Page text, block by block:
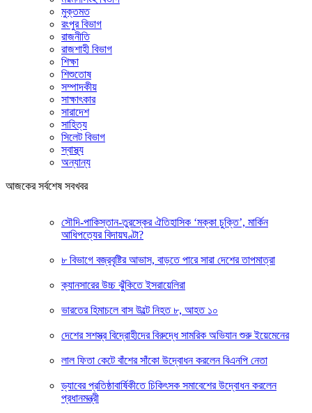
মুক্তমত
রংপুর বিভাগ
রাজনীতি
রাজশাহী বিভাগ
শিক্ষা
শিশুতোষ
সম্পাদকীয়
সাক্ষাৎকার
সারাদেশ
সাহিত্য
সিলেট বিভাগ
স্বাস্থ্য
অন্যান্য
আজকের সর্বশেষ সবখবর
সৌদি-পাকিস্তান-তুরস্কের ঐতিহাসিক ‘মক্কা চুক্তি’, মার্কিন
আধিপত্যের বিদায়ঘণ্টা?
৮ বিভাগে বজ্রবৃষ্টির আভাস, বাড়তে পারে সারা দেশের তাপমাত্রা
ক্যানসারের উচ্চ ঝুঁকিতে ইসরায়েলিরা
ভারতের হিমাচলে বাস উল্টে নিহত ৮, আহত ১০
দেশের সশস্ত্র বিদ্রোহীদের বিরুদ্ধে সামরিক অভিযান শুরু ইয়েমেনের
লাল ফিতা কেটে বাঁশের সাঁকো উদ্বোধন করলেন বিএনপি নেতা
ড্যাবের প্রতিষ্ঠাবার্ষিকীতে চিকিৎসক সমাবেশের উদ্বোধন করলেন
প্রধানমন্ত্রী